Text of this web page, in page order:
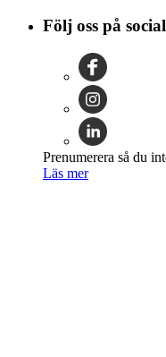
Följ oss på
Prenumerera så du
Läs mer